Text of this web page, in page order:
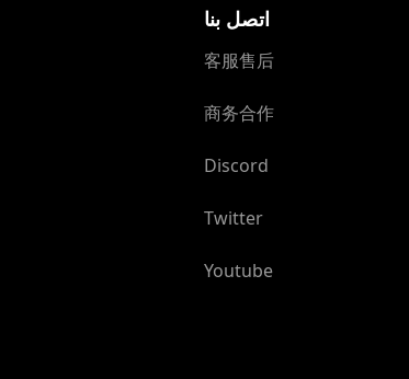
اتصل بنا
客服售后
商务合作
Discord
Twitter
Youtube